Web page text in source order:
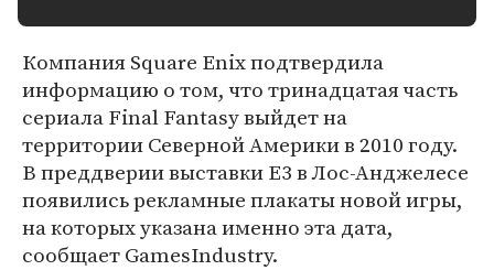
Компания Square Enix подтвердила
информацию о том, что тринадцатая часть
сериала Final Fantasy выйдет на
территории Северной Америки в 2010 году.
В преддверии выставки E3 в Лос-Анджелесе
появились рекламные плакаты новой игры,
на которых указана именно эта дата,
сообщает GamesIndustry.